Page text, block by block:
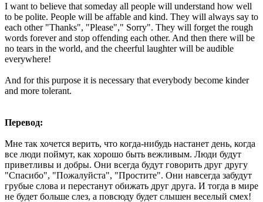
I want to believe that someday all people will understand how well
to be polite. People will be affable and kind. They will always say to
each other "Thanks", "Please"," Sorry". They will forget the rough
words forever and stop offending each other. And then there will be
no tears in the world, and the cheerful laughter will be audible
everywhere!
And for this purpose it is necessary that everybody become kinder
and more tolerant.
Перевод:
Мне так хочется верить, что когда-нибудь настанет день, когда
все люди поймут, как хорошо быть вежливым. Люди будут
приветливы и добры. Они всегда будут говорить друг другу
"Спасибо", "Пожалуйста", "Простите". Они навсегда забудут
грубые слова и перестанут обижать друг друга. И тогда в мире
не будет больше слез, а повсюду будет слышен веселый смех!